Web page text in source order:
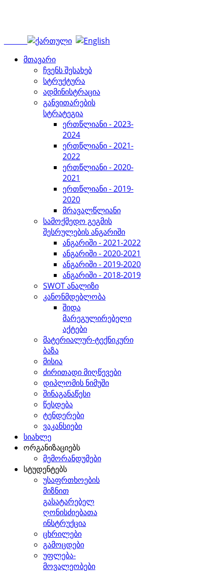
მთავარი
ჩვენს შესახებ
სტრუქტურა
ადმინისტრაცია
განვითარების
სტრატეგია
ერთწლიანი - 2023-
2024
ერთწლიანი - 2021-
2022
ერთწლიანი - 2020-
2021
ერთწლიანი - 2019-
2020
მრავალწლიანი
სამოქმედო გეგმის
შესრულების ანგარიში
ანგარიში - 2021-2022
ანგარიში - 2020-2021
ანგარიში - 2019-2020
ანგარიში - 2018-2019
SWOT ანალიზი
კანონმდებლობა
შიდა
მარეგულირებელი
აქტები
მატერიალურ-ტექნიკური
ბაზა
მისია
ძირითადი მიღწევები
დიპლომის ნიმუში
შინაგანაწესი
წესდება
ტენდერები
ვაკანსიები
სიახლე
ორგანიზაციებს
მემორანდუმები
სტუდენტებს
უსაფრთხოების
მიზნით
გასატარებელ
ღონისძიებათა
ინსტრუქცია
ცხრილები
გამოცდები
უფლება-
მოვალეობები